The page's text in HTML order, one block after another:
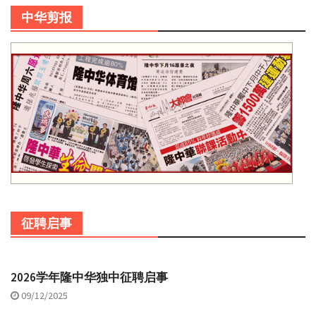
中华剪报
征聘启事
2026学年隆中华独中征聘启事
09/12/2025